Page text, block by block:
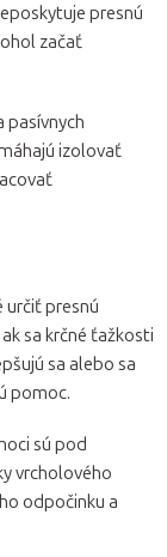
presnú
začať
pasívnych
izolovať
určiť presnú
sa krčné ťažkosti
sa alebo sa
pomoc.
sú pod
vrcholového
odpočinku a